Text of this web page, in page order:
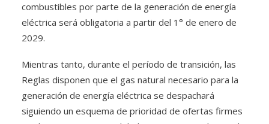
combustibles por parte de la generación de energía
eléctrica será obligatoria a partir del 1° de enero de
2029.
Mientras tanto, durante el período de transición, las
Reglas disponen que el gas natural necesario para la
generación de energía eléctrica se despachará
siguiendo un esquema de prioridad de ofertas firmes